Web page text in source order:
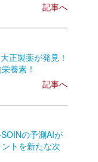
記事へ
正製薬が発見！
養素！
記事へ
の予測AIが
トを新たな次